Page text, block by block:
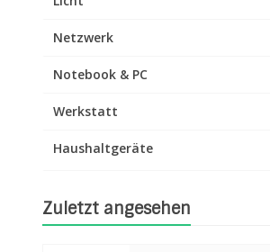
Netzwerk
Notebook & PC
Werkstatt
Haushaltgeräte
Zuletzt angesehen